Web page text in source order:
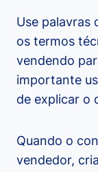
Use palavras
os termos
vendendo
importante
de explicar o
Quando o
vendedor,